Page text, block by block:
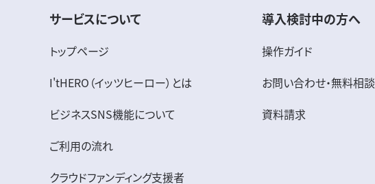
サービスについて
トップページ
I'tHERO（イッツヒーロー）とは
ビジネスSNS機能について
ご利用の流れ
クラウドファンディング支援者
導入検討中の方へ
操作ガイド
お問い合わせ・無料相談
資料請求